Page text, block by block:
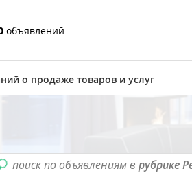
объявлений
о продаже товаров и услуг
поиск по объявлениям в рубрике